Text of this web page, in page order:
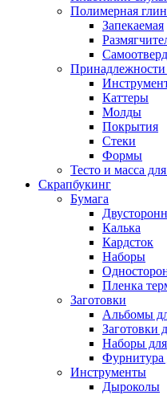
Полимерная
Запекаемая
Принадлежности
Каттеры
Молды
Покрытия
Стеки
Формы
Тесто и масса
Скрапбукинг
Бумага
Калька
Кардсток
Наборы
Пленка
Заготовки
Альбомы
Заготовки
Наборы
Фурнитура
Инструменты
Дыроколы